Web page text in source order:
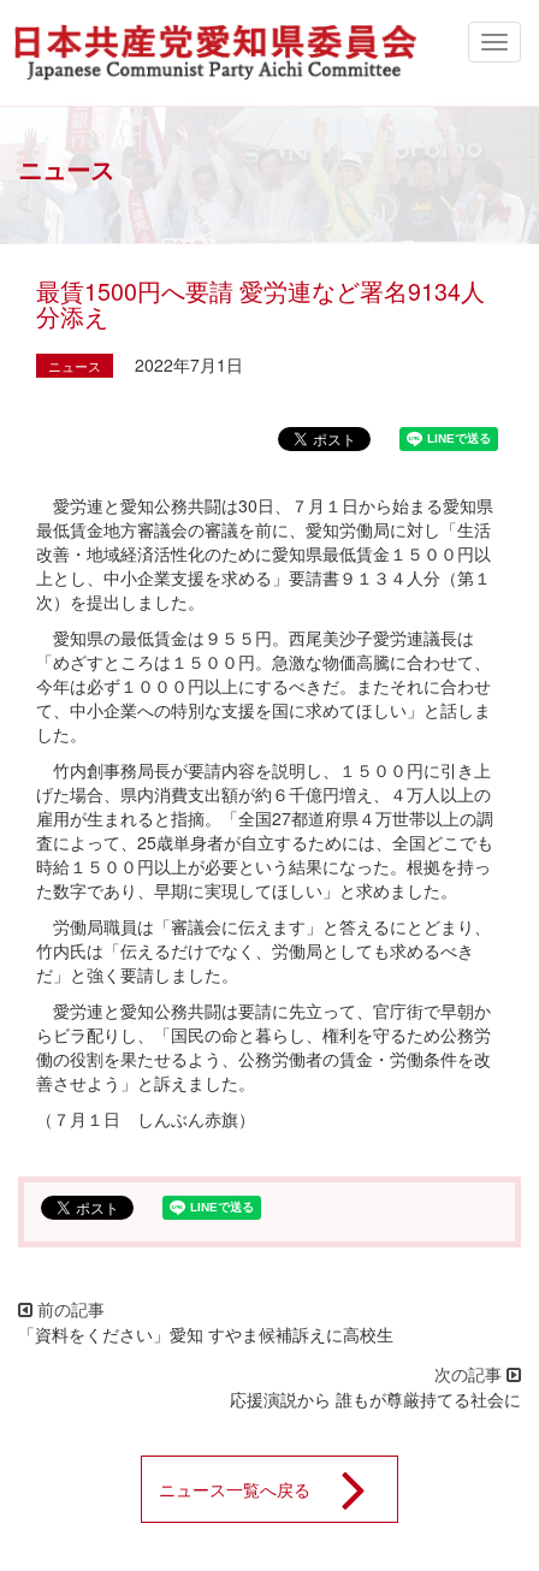
ニュース
最賃1500円へ要請 愛労連など署名9134人
分添え
ニュース 2022年7月1日
愛労連と愛知公務共闘は30日、７月１日から始まる愛知県
最低賃金地方審議会の審議を前に、愛知労働局に対し「生活
改善・地域経済活性化のために愛知県最低賃金１５００円以
上とし、中小企業支援を求める」要請書９１３４人分（第１
次）を提出しました。
愛知県の最低賃金は９５５円。西尾美沙子愛労連議長は
「めざすところは１５００円。急激な物価高騰に合わせて、
今年は必ず１０００円以上にするべきだ。またそれに合わせ
て、中小企業への特別な支援を国に求めてほしい」と話しま
した。
竹内創事務局長が要請内容を説明し、１５００円に引き上
げた場合、県内消費支出額が約６千億円増え、４万人以上の
雇用が生まれると指摘。「全国27都道府県４万世帯以上の調
査によって、25歳単身者が自立するためには、全国どこでも
時給１５００円以上が必要という結果になった。根拠を持っ
た数字であり、早期に実現してほしい」と求めました。
労働局職員は「審議会に伝えます」と答えるにとどまり、
竹内氏は「伝えるだけでなく、労働局としても求めるべき
だ」と強く要請しました。
愛労連と愛知公務共闘は要請に先立って、官庁街で早朝か
らビラ配りし、「国民の命と暮らし、権利を守るため公務労
働の役割を果たせるよう、公務労働者の賃金・労働条件を改
善させよう」と訴えました。
（７月１日 しんぶん赤旗）
「資料をください」愛知 すやま候補訴えに高校生
応援演説から 誰もが尊厳持てる社会に
ニュース一覧へ戻る